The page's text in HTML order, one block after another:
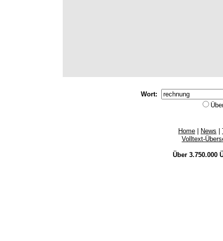
Wort:
Home News
Volltext-
Über 3.750.000